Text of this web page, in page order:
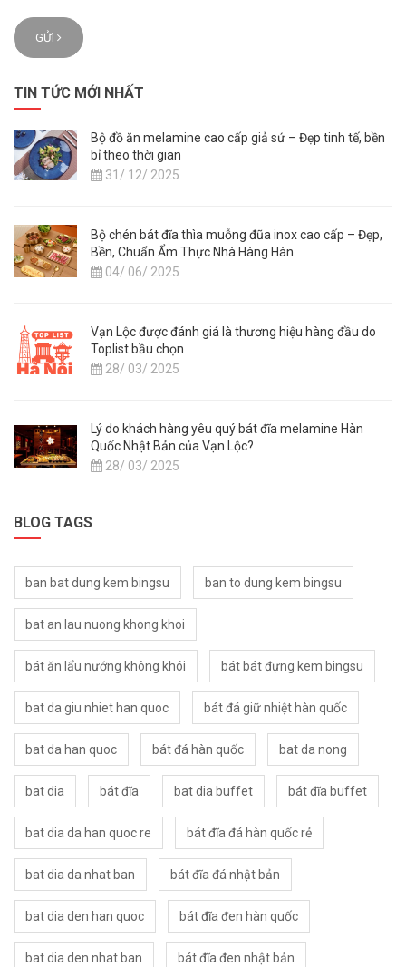
GỬI
TIN TỨC MỚI NHẤT
Bộ đồ ăn melamine cao cấp giả sứ – Đẹp tinh tế, bền
bỉ theo thời gian
31/ 12/ 2025
Bộ chén bát đĩa thìa muỗng đũa inox cao cấp – Đẹp,
Bền, Chuẩn Ẩm Thực Nhà Hàng Hàn
04/ 06/ 2025
Vạn Lộc được đánh giá là thương hiệu hàng đầu do
Toplist bầu chọn
28/ 03/ 2025
Lý do khách hàng yêu quý bát đĩa melamine Hàn
Quốc Nhật Bản của Vạn Lộc?
28/ 03/ 2025
BLOG TAGS
ban bat dung kem bingsu ban to dung kem bingsu
bat an lau nuong khong khoi
bát ăn lẩu nướng không khói bát bát đựng kem bingsu
bat da giu nhiet han quoc bát đá giữ nhiệt hàn quốc
bat da han quoc bát đá hàn quốc bat da nong
bat dia bát đĩa bat dia buffet bát đĩa buffet
bat dia da han quoc re bát đĩa đá hàn quốc rẻ
bat dia da nhat ban bát đĩa đá nhật bản
bat dia den han quoc bát đĩa đen hàn quốc
bat dia den nhat ban bát đĩa đen nhật bản